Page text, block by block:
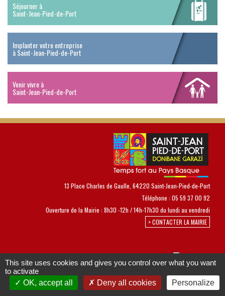
Séjourner à
Saint-Jean-Pied-de-Port
Implanter votre entreprise
à Saint-Jean-Pied-de-Port
Venir vivre à
Saint-Jean-Pied-de-Port
13 Place Charles de Gaulle, 64220 Saint-Jean-Pied-de-Port
Téléphone : 05 59 37 00 92
Ouverture de la Mairie : 8h30 -12h / 14h-17h30 du lundi au vendredi
> CONTACTER LA MAIRIE
Conception – réalisation : Novaldi Contact | Plan du site |
Mentions légales | Accessibilité (non conforme) | Cookies |
This site uses cookies and gives you control over what you want
to activate
OK, accept all
Deny all cookies
Personalize